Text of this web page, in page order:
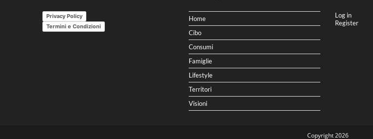
Privacy Policy
Termini e Condizioni
Home
Cibo
Consumi
Famiglie
Lifestyle
Territori
Visioni
Log in
Register
Copyright 2026